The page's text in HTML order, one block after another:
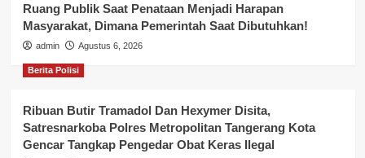
Ruang Publik Saat Penataan Menjadi Harapan
Masyarakat, Dimana Pemerintah Saat Dibutuhkan!
admin Agustus 6, 2026
Berita Polisi
Ribuan Butir Tramadol Dan Hexymer Disita,
Satresnarkoba Polres Metropolitan Tangerang Kota
Gencar Tangkap Pengedar Obat Keras Ilegal